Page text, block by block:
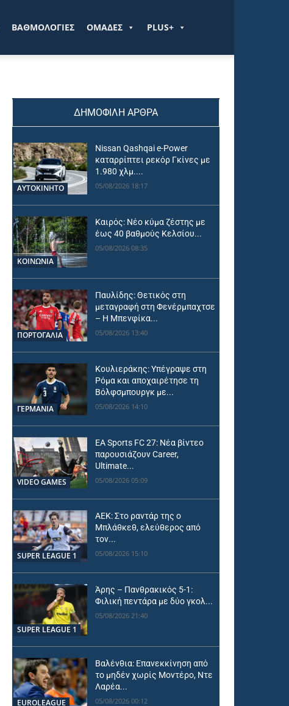
ΒΑΘΜΟΛΟΓΙΕΣ ΟΜΑΔΕΣ PLUS+
ΔΗΜΟΦΙΛΗ ΑΡΘΡΑ
ΑΥΤΟΚΙΝΗΤΟ
Nissan Qashqai e-Power
καταρρίπτει ρεκόρ Γκίνες με
1.980 χλμ....
05/08/2026 18:17
ΚΟΙΝΩΝΙΑ
Καιρός: Νέο κύμα ζέστης με
έως 40 βαθμούς Κελσίου...
05/08/2026 08:35
ΠΟΡΤΟΓΑΛΙΑ
Παυλίδης: Θετικός στη
μεταγραφή στη Φενέρμπαχτσε
– Η Μπενφίκα...
05/08/2026 13:40
ΓΕΡΜΑΝΙΑ
Κουλιεράκης: Υπέγραψε στη
Ρόμα και αποχαιρέτησε τη
Βόλφσμπουργκ με...
05/08/2026 14:10
VIDEO GAMES
EA Sports FC 27: Νέα βίντεο
παρουσιάζουν Career,
Ultimate...
05/08/2026 05:09
SUPER LEAGUE 1
ΑΕΚ: Στο ραντάρ της ο
Μπλάθκεθ, ελεύθερος από
τον...
05/08/2026 15:10
SUPER LEAGUE 1
Άρης – Πανθρακικός 5-1:
Φιλική πεντάρα με δύο γκολ...
05/08/2026 21:40
EUROLEAGUE
Βαλένθια: Επανεκκίνηση από
το μηδέν χωρίς Μοντέρο, Ντε
Λαρέα...
05/08/2026 00:12